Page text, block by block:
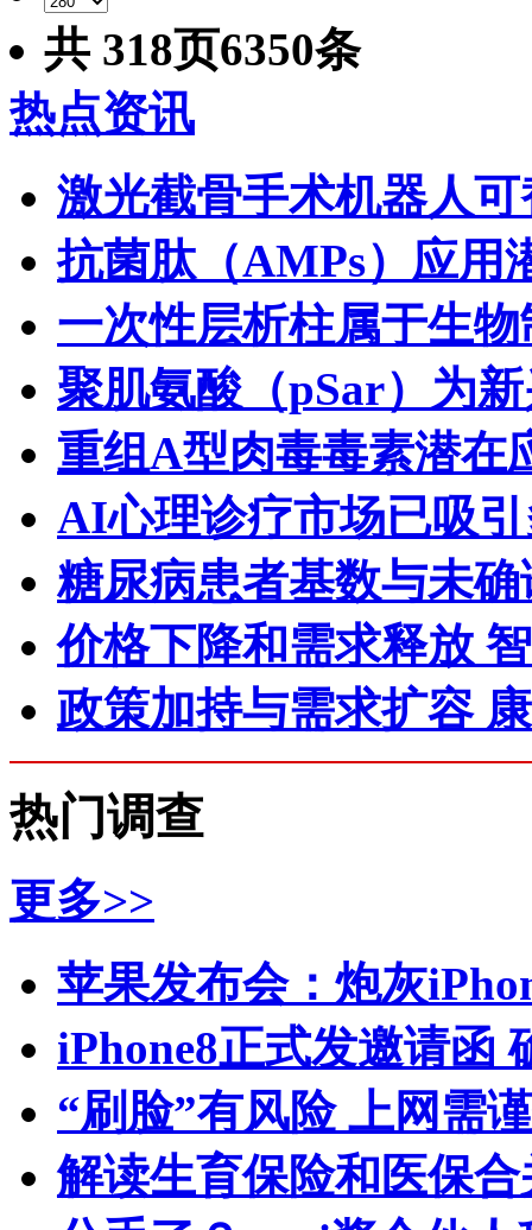
共 318页6350条
热点资讯
激光截骨手术机器人
抗菌肽（AMPs）应用
一次性层析柱属于生
聚肌氨酸（pSar）为
重组A型肉毒毒素潜在
AI心理诊疗市场已吸
糖尿病患者基数与未
价格下降和需求释放
政策加持与需求扩容
热门调查
更多>>
苹果发布会：炮灰
iPhone8正式发邀请函
“刷脸”有风险 上网需
解读生育保险和医保